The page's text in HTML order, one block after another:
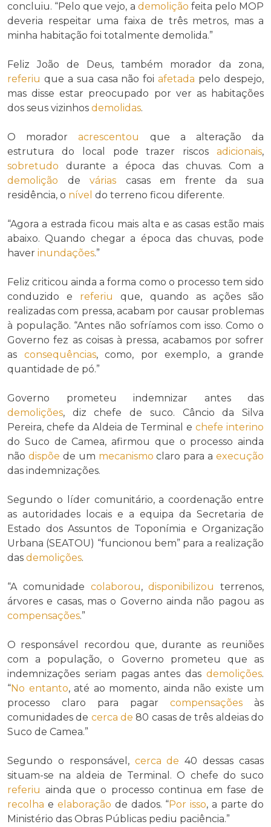
concluiu. “Pelo que vejo, a demolição feita pelo MOP
deveria respeitar uma faixa de três metros, mas a
minha habitação foi totalmente demolida.”
Feliz João de Deus, também morador da zona,
referiu que a sua casa não foiafetada pelo despejo,
mas disse estar preocupado por ver as habitações
dos seus vizinhos demolidas.
O moradoracrescentou
que a alteração da
estrutura do local pode trazer riscos adicionais,
sobretudo durante a época das chuvas. Com a
demolição devárias casas em frente da sua
residência, o nível do terreno ficou diferente.
“Agora a estrada ficou mais alta e as casas estão mais
abaixo. Quando chegar a época das chuvas, pode
haver inundações.”
Feliz criticou ainda a forma como o processo tem sido
conduzido e referiu
que, quando as ações são
realizadas com pressa, acabam por causar problemas
à população. “Antes não sofríamos com isso. Como o
Governo fez as coisas à pressa, acabamos por sofrer
as consequências, como, por exemplo, a grande
quantidade de pó.”
Governo prometeu indemnizar antes das
demolições, diz chefe de suco. Câncio da Silva
Pereira, chefe da Aldeia de Terminal echefe interino
do Suco de Camea, afirmou que o processo ainda
não dispõe de um mecanismo claro para a execução
das indemnizações.
Segundo o líder comunitário, a coordenação entre
as autoridades locais e a equipa da Secretaria de
Estado dos Assuntos de Toponímia e Organização
Urbana (SEATOU) “funcionou bem” para a realização
das demolições.
“A comunidade colaborou,disponibilizou
terrenos,
árvores e casas, mas o Governo ainda não pagou as
compensações.”
O responsável recordou que, durante as reuniões
com a população, o Governo prometeu que as
indemnizações seriam pagas antes das demolições.
“No entanto, até ao momento, ainda não existe um
processo claro para pagar compensações às
comunidades de cerca de 80 casas de três aldeias do
Suco de Camea.”
Segundo o responsável, cerca de 40 dessas casas
situam-se na aldeia de Terminal. O chefe do suco
referiu ainda que o processo continua em fase de
recolha e elaboração de dados. “Por isso, a parte do
Ministério das Obras Públicas pediu paciência.”